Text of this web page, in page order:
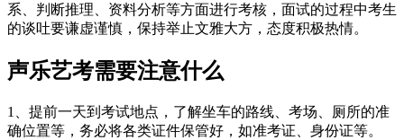
系、判断推理、资料分析等方面进行考核，面试的过程中考生
的谈吐要谦虚谨慎，保持举止文雅大方，态度积极热情。
声乐艺考需要注意什么
1、提前一天到考试地点，了解坐车的路线、考场、厕所的准
确位置等，务必将各类证件保管好，如准考证、身份证等。